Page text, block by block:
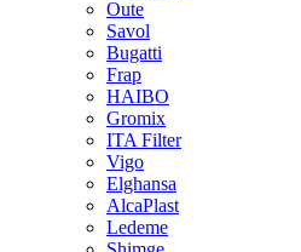
Oute
Savol
Bugatti
Frap
HAIBO
Gromix
ITA Filter
Vigo
Elghansa
AlcaPlast
Ledeme